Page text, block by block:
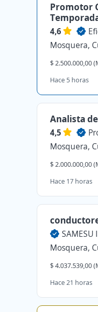
Promotor
4,6
Mosquera,
$ 2.500.000,00
Hace 5 horas
Analista
4,5
Mosquera,
$ 2.000.000,00
Hace 17 horas
SAMESU
Mosquera,
$ 4.037.539,00
Hace 21 horas